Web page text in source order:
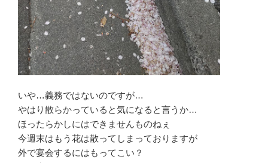
いや…義務ではないのですが…
やはり散らかっていると気になると言うか…
ほったらかしにはできませんものねぇ
今週末はもう花は散ってしまっておりますが
外で宴会するにはもってこい？